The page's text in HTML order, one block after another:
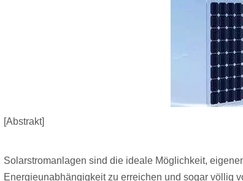
[Abstrakt]
Solarstromanlagen sind die ideale Möglichkeit,
Energieunabhängigkeit zu erreichen und sogar völlig